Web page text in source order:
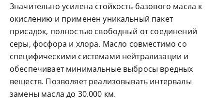
Значительно усилена стойкость базового масла к
окислению и применен уникальный пакет
присадок, полностью свободный от соединений
серы, фосфора и хлора. Масло совместимо со
специфическими системами нейтрализации и
обеспечивает минимальные выбросы вредных
веществ. Позволяет реализовывать интервалы
замены масла до 30.000 км.